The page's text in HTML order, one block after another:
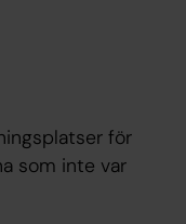
för
som inte var